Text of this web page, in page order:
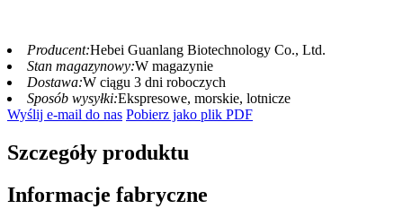
Producent:Hebei Guanlang Biotechnology Co., Ltd.
Stan magazynowy:W magazynie
Dostawa:W ciągu 3 dni roboczych
Sposób wysyłki:Ekspresowe, morskie, lotnicze
Wyślij e-mail do nas Pobierz jako plik PDF
Szczegóły produktu
Informacje fabryczne